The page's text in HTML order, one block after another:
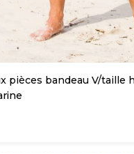
pièces bandeau V/taille